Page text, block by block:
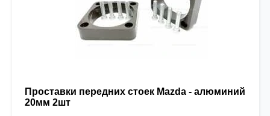
Проставки передних стоек Mazda - алюминий
20мм 2шт